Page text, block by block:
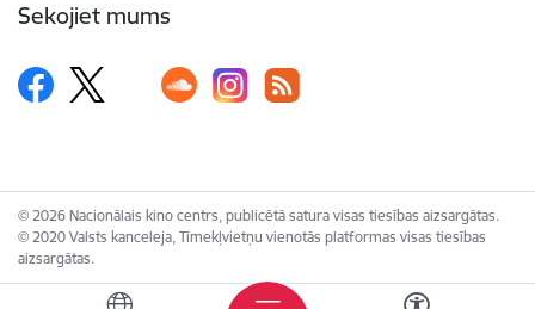
Sekojiet mums
© 2026 Nacionālais kino centrs, publicētā satura visas tiesības aizsargātas.
© 2020 Valsts kanceleja, Tīmekļvietņu vienotās platformas visas tiesības
aizsargātas.